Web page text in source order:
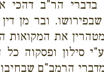
בדברי הר"ב דהכי
ובר מן
את המקואות
סילון ופסקוה כל
הרמב"ם